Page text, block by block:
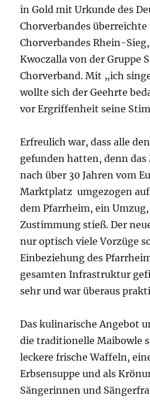
in Gold mit Urkunde des
Chorverbandes
Chorverbandes Rhein-
Kwoczalla von der Gruppe
Chorverband. Mit „ich
wollte sich der Geehrte
vor Ergriffenheit seine
Erfreulich war, dass alle
gefunden hatten, denn
nach über 30 Jahren vom
Marktplatz umgezogen
dem Pfarrheim, ein
Zustimmung stieß. Der
nur optisch viele Vorzüge
Einbeziehung des
gesamten Infrastruktur
sehr und war überaus
Das kulinarische Angebot
die traditionelle Maibowle
leckere frische Waffeln,
Erbsensuppe und als
Sängerinnen und